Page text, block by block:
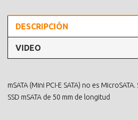
DESCRIPCIÓN
VIDEO
mSATA (Mini PCI-E SATA) no es
SSD mSATA de 50 mm de longitud